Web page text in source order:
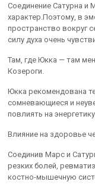
Соединение Сатурна и
характер.Поэтому, в
пространство вокруг
силу духа очень
Там, где Юкка — там
Козероги.
Юкка рекомендована
сомневающиеся и
повлиять на
Влияние на здоровье
Соединив Марс и
резких болей,
костно-мышечную